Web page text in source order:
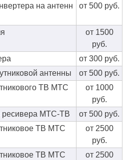
на антенн
от 500 руб.
от 1500
руб.
от 300 руб.
антенны
от 500 руб.
ТВ МТС
от 1000
руб.
ресивера МТС-ТВ
от 500 руб.
ТВ МТС
от 2500
руб.
ТВ МТС
от 2500